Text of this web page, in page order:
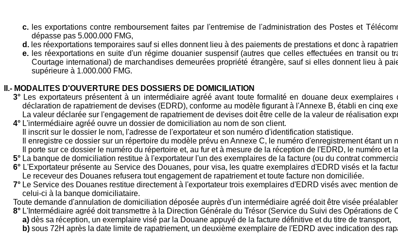
c.
les exportations contre remboursement faites par l'entremise de l'administration des Postes et
dépasse pas 5.000.000 FMG,
d. les réexportations temporaires sauf si elles donnent lieu à des paiements de prestations et donc à
e.
les réexportations en suite d'un régime douanier suspensif (autres que celles effectuées en transit ou
Courtage international) de marchandises demeurées propriété étrangère, sauf si elles donnent lieu à
supérieure à 1.000.000 FMG.
II.- MODALITES D'OUVERTURE DES DOSSIERS DE DOMICILIATION
3° Les exportateurs présentent à un intermédiaire agréé avant toute formalité en douane deux
déclaration de rapatriement de devises (EDRD), conforme au modèle figurant à l'Annexe B, établi en cinq
La valeur déclarée sur l'engagement de rapatriement de devises doit être celle de la valeur de réalisation
4° L'intermédiaire agréé ouvre un dossier de domiciliation au nom de son client.
Il inscrit sur le dossier le nom, l'adresse de l'exportateur et son numéro d'identification statistique.
Il enregistre ce dossier sur un répertoire du modèle prévu en Annexe C, le numéro d'enregistrement étant un
Il porte sur ce dossier le numéro du répertoire et, au fur et à mesure de la réception de l'EDRD, le numéro
5° La banque de domiciliation restitue à l'exportateur l'un des exemplaires de la facture (ou du contrat
6° L'Exportateur présente au Service des Douanes, pour visa, les quatre exemplaires d'EDRD visés et la
Le receveur des Douanes refusera tout engagement de rapatriement et toute facture non domiciliée.
7° Le Service des Douanes restitue directement à l'exportateur trois exemplaires d'EDRD visés avec mention
celui-ci à la banque domiciliataire.
Toute demande d'annulation de domiciliation déposée auprès d'un intermédiaire agréé doit être visée
8° L'Intermédiaire agréé doit transmettre à la Direction Générale du Trésor (Service du Suivi des Opérations de
a) dès sa réception, un exemplaire visé par la Douane appuyé de la facture définitive et du titre de transport,
b) sous 72H après la date limite de rapatriement, un deuxième exemplaire de l'EDRD avec indication des